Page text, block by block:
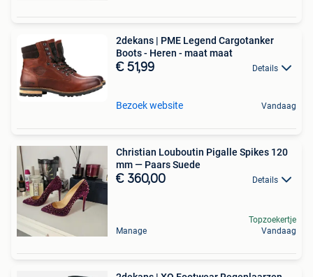
2dekans | PME Legend Cargotanker
Boots - Heren - maat maat
€ 51,99 Details
Bezoek website Vandaag
Christian Louboutin Pigalle Spikes 120
mm — Paars Suede
€ 360,00 Details
Manage
Topzoekertje
Vandaag